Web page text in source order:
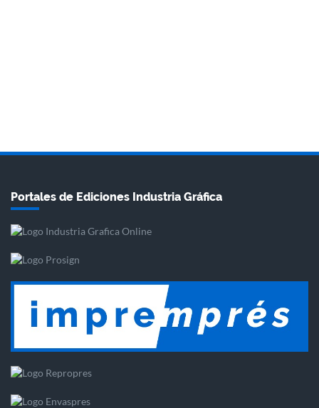
Portales de Ediciones Industria Gráfica